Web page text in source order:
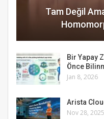
Tam Değil
Bir Yapay
Önce
Jan 8, 2026
Arista
Nov 28, 2025